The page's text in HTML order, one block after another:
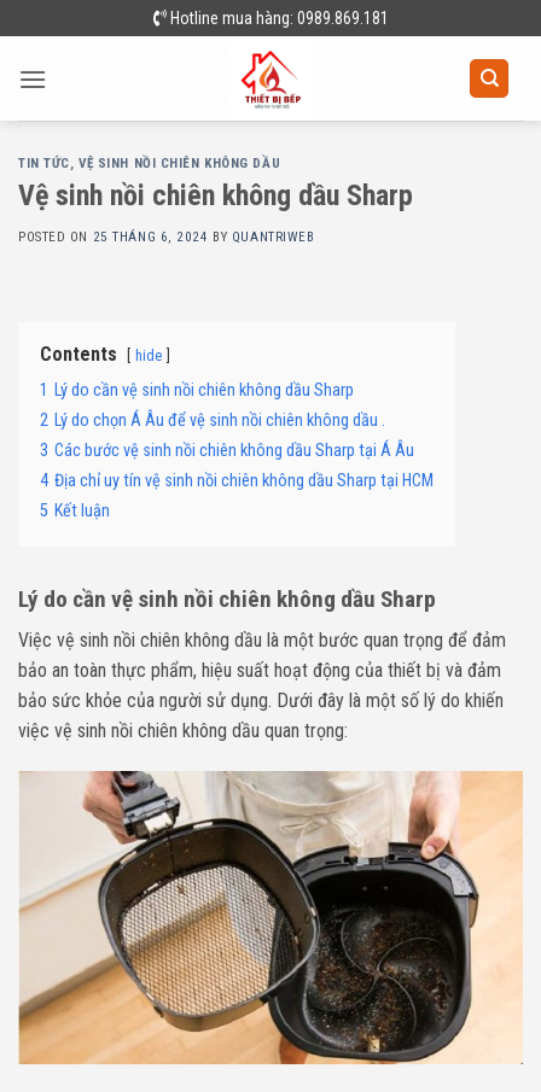
to
content
Hotline mua hàng: 0989.869.181
TIN TỨC,VỆ SINH NỒI CHIÊN KHÔNG DẦU
Vệ sinh nồi chiên không dầu Sharp
POSTED ON 25 THÁNG 6, 2024 BY QUANTRIWEB
Contents hide
1 Lý do cần vệ sinh nồi chiên không dầu Sharp
2 Lý do chọn Á Âu để vệ sinh nồi chiên không dầu .
3 Các bước vệ sinh nồi chiên không dầu Sharp tại Á Âu
4 Địa chỉ uy tín vệ sinh nồi chiên không dầu Sharp tại HCM
5 Kết luận
Lý do cần vệ sinh nồi chiên không dầu Sharp
Việc vệ sinh nồi chiên không dầu là một bước quan trọng để đảm
bảo an toàn thực phẩm, hiệu suất hoạt động của thiết bị và đảm
bảo sức khỏe của người sử dụng. Dưới đây là một số lý do khiến
việc vệ sinh nồi chiên không dầu quan trọng: